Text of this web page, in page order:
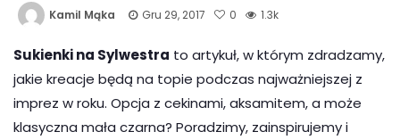
Kamil Mąka Gru 29, 2017 0 1.3k
Sukienki na Sylwestra to artykuł, w którym zdradzamy,
jakie kreacje będą na topie podczas najważniejszej z
imprez w roku. Opcja z cekinami, aksamitem, a może
klasyczna mała czarna? Poradzimy, zainspirujemy i